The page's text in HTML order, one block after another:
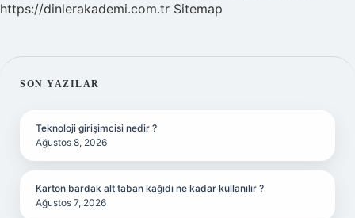
Açar
https://dinlerakademi.com.tr Sitemap
SIDEBAR
SON YAZILAR
Teknoloji girişimcisi nedir ?
Ağustos 8, 2026
Karton bardak alt taban kağıdı ne kadar kullanılır ?
Ağustos 7, 2026